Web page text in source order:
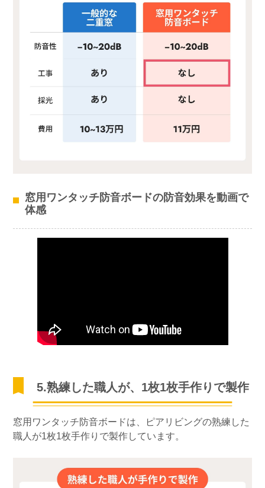
窓用ワンタッチ防音ボードの防音効果を動画で
体感
5.熟練した職人が、1枚1枚手作りで製作
窓用ワンタッチ防音ボードは、ピアリビングの熟練した
職人が1枚1枚手作りで製作しています。